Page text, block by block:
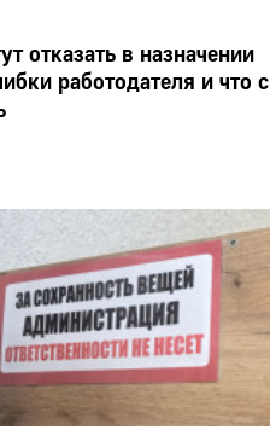
отказать в назначении
работодателя и что с